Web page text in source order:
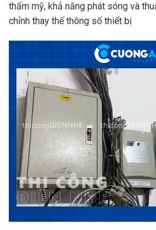
thẩm mỹ, khả năng phát sóng và
chỉnh thay thế thông số thiết bị